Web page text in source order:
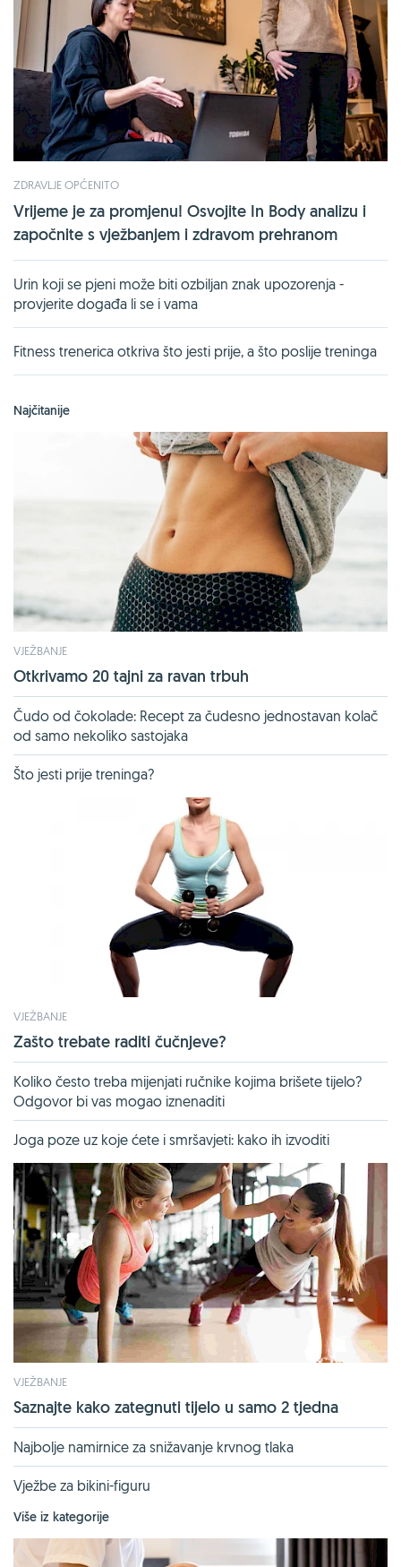
ZDRAVLJE OPĆENITO
Vrijeme je za promjenu! Osvojite In Body analizu i
započnite s vježbanjem i zdravom prehranom
Urin koji se pjeni može biti ozbiljan znak upozorenja -
provjerite događa li se i vama
Fitness trenerica otkriva što jesti prije, a što poslije treninga
Najčitanije
VJEŽBANJE
Otkrivamo 20 tajni za ravan trbuh
Čudo od čokolade: Recept za čudesno jednostavan kolač
od samo nekoliko sastojaka
Što jesti prije treninga?
VJEŽBANJE
Zašto trebate raditi čučnjeve?
Koliko često treba mijenjati ručnike kojima brišete tijelo?
Odgovor bi vas mogao iznenaditi
Joga poze uz koje ćete i smršavjeti: kako ih izvoditi
VJEŽBANJE
Saznajte kako zategnuti tijelo u samo 2 tjedna
Najbolje namirnice za snižavanje krvnog tlaka
Vježbe za bikini-figuru
Više iz kategorije